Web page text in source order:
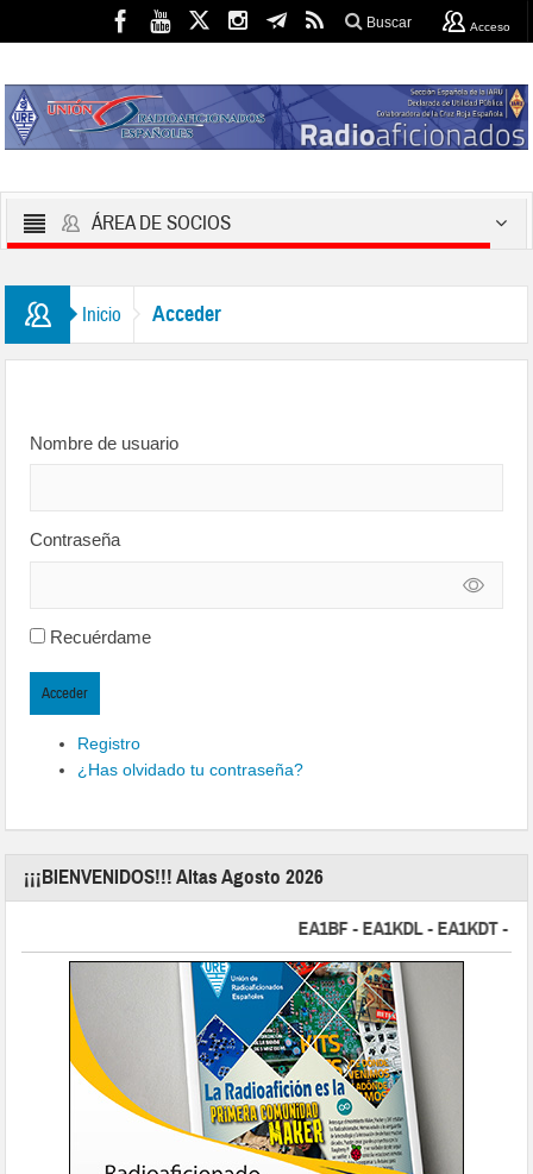
Buscar Acceso
ÁREA DE SOCIOS
Inicio Acceder
Nombre de usuario
Contraseña
Recuérdame
Acceder
Registro
¿Has olvidado tu contraseña?
¡¡¡BIENVENIDOS!!! Altas Agosto 2026
EA1BF - EA1KDL - EA1KDT -